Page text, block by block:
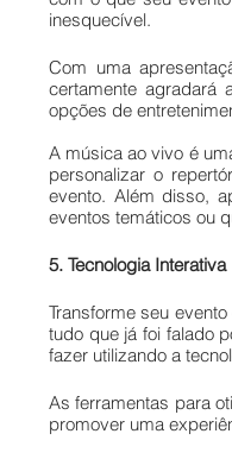
inesquecível.
Com uma
certamente agradará
opções de
A música ao vivo é
personalizar o
evento. Além disso,
eventos temáticos ou
5. Tecnologia Interativa
Transforme seu
tudo que já foi falado
fazer utilizando a
As ferramentas para
promover uma